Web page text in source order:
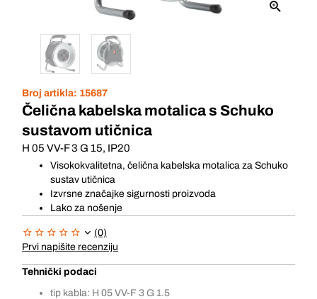
Broj artikla: 15687
Čelična kabelska motalica s Schuko
sustavom utičnica
H 05 VV-F 3 G 15, IP20
Visokokvalitetna, čelična kabelska motalica za Schuko
sustav utičnica
Izvrsne značajke sigurnosti proizvoda
Lako za nošenje
(0)
Prvi napišite recenziju
Tehnički podaci
tip kabla: H 05 VV-F 3 G 1.5